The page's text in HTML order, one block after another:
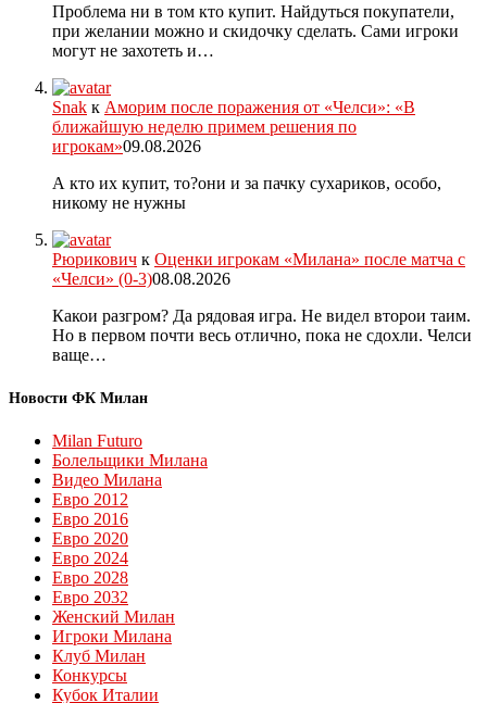
Проблема ни в том кто купит. Найдуться покупатели,
при желании можно и скидочку сделать. Сами игроки
могут не захотеть и…
Snak к Аморим после поражения от «Челси»: «В
ближайшую неделю примем решения по
игрокам»09.08.2026
А кто их купит, то?они и за пачку сухариков, особо,
никому не нужны
Рюрикович к Оценки игрокам «Милана» после матча с
«Челси» (0-3)08.08.2026
Какои разгром? Да рядовая игра. Не видел второи таим.
Но в первом почти весь отлично, пока не сдохли. Челси
ваще…
Новости ФК Милан
Milan Futuro
Болельщики Милана
Видео Милана
Евро 2012
Евро 2016
Евро 2020
Евро 2024
Евро 2028
Евро 2032
Женский Милан
Игроки Милана
Клуб Милан
Конкурсы
Кубок Италии